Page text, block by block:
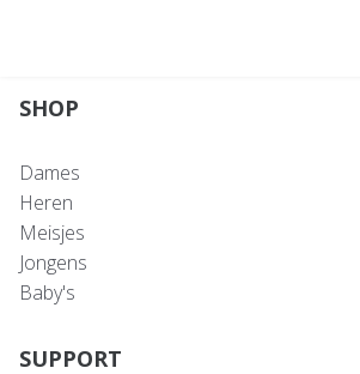
SHOP
Dames
Heren
Meisjes
Jongens
Baby's
SUPPORT